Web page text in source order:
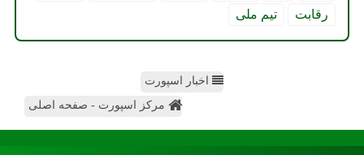
رقابت
تیم ملی
اخبار اسپورت
مرکز اسپورت - صفحه اصلی